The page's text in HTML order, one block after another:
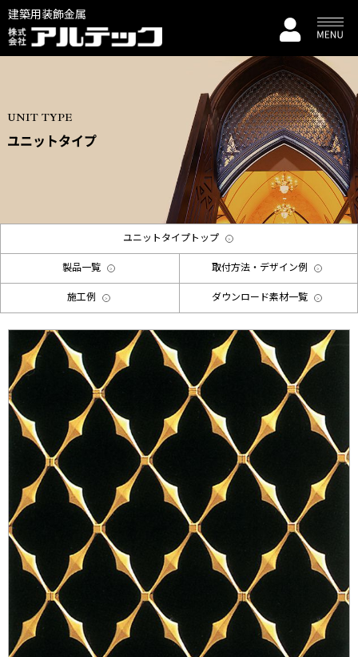
建築用装飾金属
UNIT TYPE
ユニットタイプ
ユニットタイプトップ
製品一覧 取付方法・デザイン例
施工例 ダウンロード素材一覧